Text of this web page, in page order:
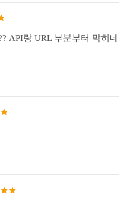
API랑 URL 부분부터 막히네